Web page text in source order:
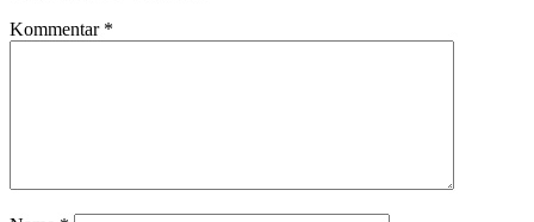
Kommentar *